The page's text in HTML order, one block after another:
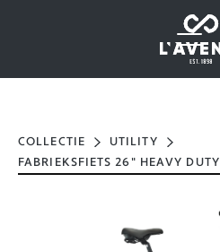
COLLECTIE
UTILITY
FABRIEKSFIETS 26" HEAVY DUTY